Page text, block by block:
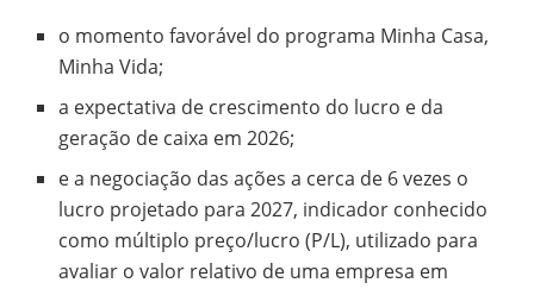
o momento favorável do programa Minha Casa,
Minha Vida;
a expectativa de crescimento do lucro e da
geração de caixa em 2026;
e a negociação das ações a cerca de 6 vezes o
lucro projetado para 2027, indicador conhecido
como múltiplo preço/lucro (P/L), utilizado para
avaliar o valor relativo de uma empresa em